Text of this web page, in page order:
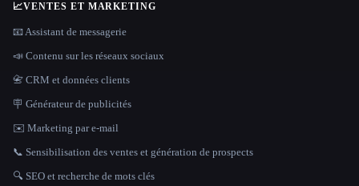
📈VENTES ET MARKETING
📧 Assistant de messagerie
📣 Contenu sur les réseaux sociaux
📇 CRM et données clients
🪧 Générateur de publicités
✉️ Marketing par e-mail
📞 Sensibilisation des ventes et génération de prospects
🔍 SEO et recherche de mots clés